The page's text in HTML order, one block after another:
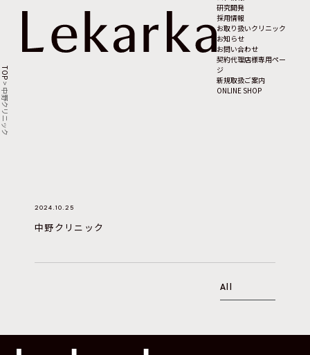
研究開発
採用情報
お取り扱いクリニック
お知らせ
お問い合わせ
契約代理店様専用ペー
ジ
新規取扱ご案内
ONLINE SHOP
TOP
>
中野クリニック
2024.10.25
中野クリニック
All